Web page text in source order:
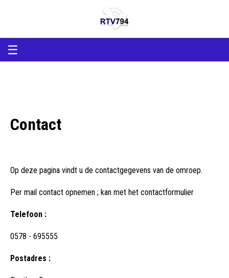
Epe☰
Contact
Op deze pagina vindt u de contactgegevens van de omroep.
Per mail contact opnemen ; kan met het contactformulier
Telefoon :
0578 - 695555
Postadres :